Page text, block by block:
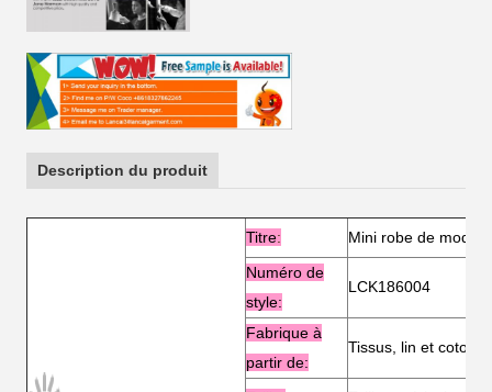
Description du produit
Titre:
Mini robe de mode
Numéro de
style:
LCK186004
Fabrique à
partir de:
Tissus, lin et coton